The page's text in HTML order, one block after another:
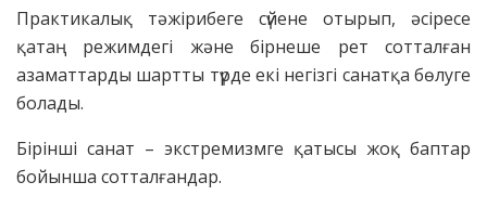
Практикалық тәжірибеге сүйене отырып, әсіресе
қатаң режимдегі және бірнеше рет сотталған
азаматтарды шартты түрде екі негізгі санатқа бөлуге
болады.
Бірінші санат – экстремизмге қатысы жоқ баптар
бойынша сотталғандар.